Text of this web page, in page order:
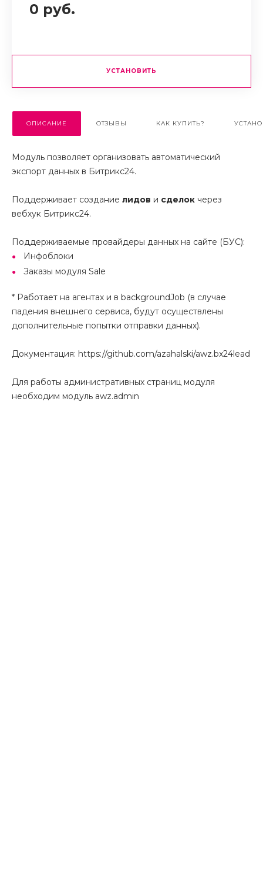
0 руб.
УСТАНОВИТЬ
ОПИСАНИЕ ОТЗЫВЫ КАК КУПИТЬ?
Модуль позволяет организовать автоматический
экспорт данных в Битрикс24.
Поддерживает создание лидов и сделок через
вебхук Битрикс24.
Поддерживаемые провайдеры данных на сайте (БУС):
Инфоблоки
Заказы модуля Sale
* Работает на агентах и в backgroundJob (в случае
падения внешнего сервиса, будут осуществлены
дополнительные попытки отправки данных).
Документация: https://github.com/azahalski/awz.bx24lead
Для работы административных страниц модуля
необходим модуль awz.admin